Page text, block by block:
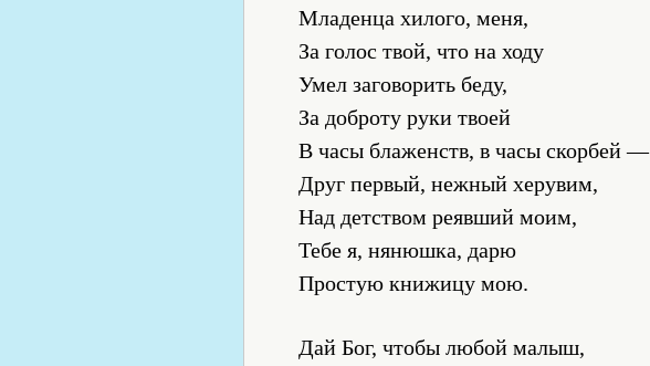
Младенца хилого, меня,
За голос твой, что на ходу
Умел заговорить беду,
За доброту руки твоей
В часы блаженств, в часы скорбей —
Друг первый, нежный херувим,
Над детством реявший моим,
Тебе я, нянюшка, дарю
Простую книжицу мою.
Дай Бог, чтобы любой малыш,